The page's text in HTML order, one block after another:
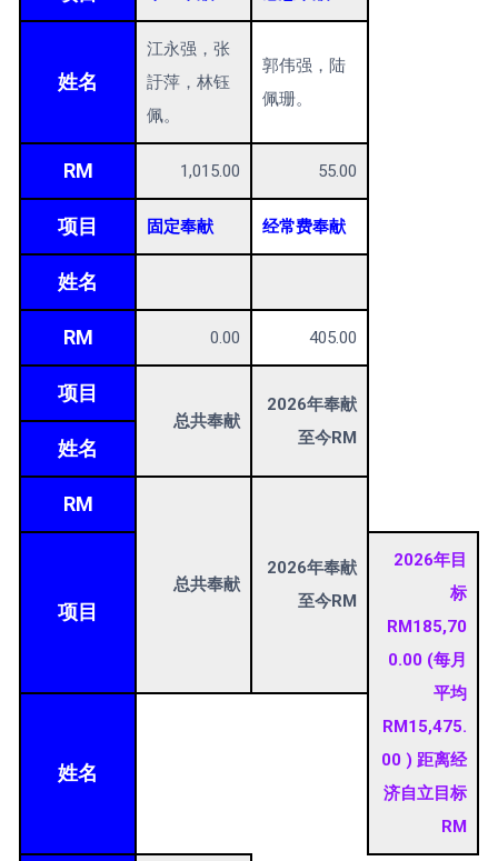
姓名
江永强，张
訏萍，林钰
佩。
郭伟强，陆
佩珊。
RM 1,015.00 55.00
项目 固定奉献 经常费奉献
姓名
RM 0.00 405.00
项目
总共奉献
2026年奉献
至今RM
姓名
RM
总共奉献
2026年奉献
至今RM
项目
2026年目
标
RM185,70
0.00 (每月
平均
RM15,475.
00 ) 距离经
济自立目标
RM
姓名